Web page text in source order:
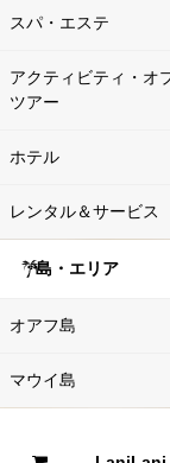
スパ・エステ
アクティビティ・オ
ツアー
ホテル
レンタル＆サービス
島・エリア
オアフ島
マウイ島